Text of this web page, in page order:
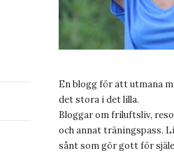
En blogg för att utmana
det stora i det lilla.
Bloggar om friluftsliv,
och annat träningspass.
sånt som gör gott för